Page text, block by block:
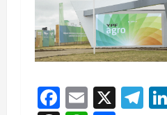
Facebook
Email
X